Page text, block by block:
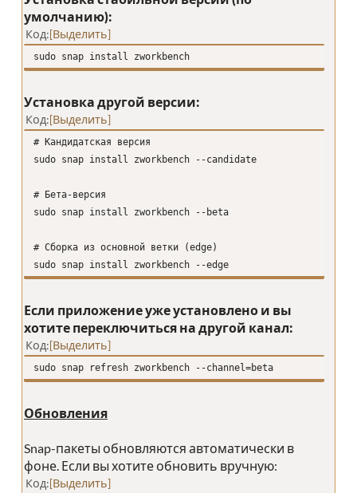
умолчанию):
Код Выделить
sudo snap install zworkbench
Установка другой версии:
Код Выделить
# Кандидатская версия
sudo snap install zworkbench --candidate
# Бета-версия
sudo snap install zworkbench --beta
# Сборка из основной ветки (edge)
sudo snap install zworkbench --edge
Если приложение уже установлено и вы
хотите переключиться на другой канал:
Код Выделить
sudo snap refresh zworkbench --channel=beta
Обновления
Snap-пакеты обновляются автоматически в
фоне. Если вы хотите обновить вручную:
Код Выделить